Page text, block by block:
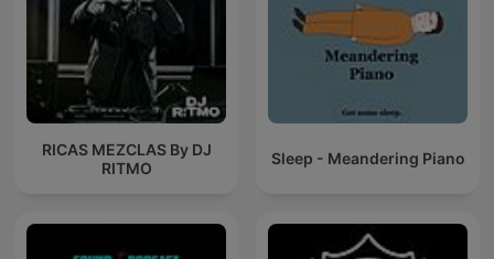
RICAS MEZCLAS By DJ
RITMO
Sleep - Meandering Piano